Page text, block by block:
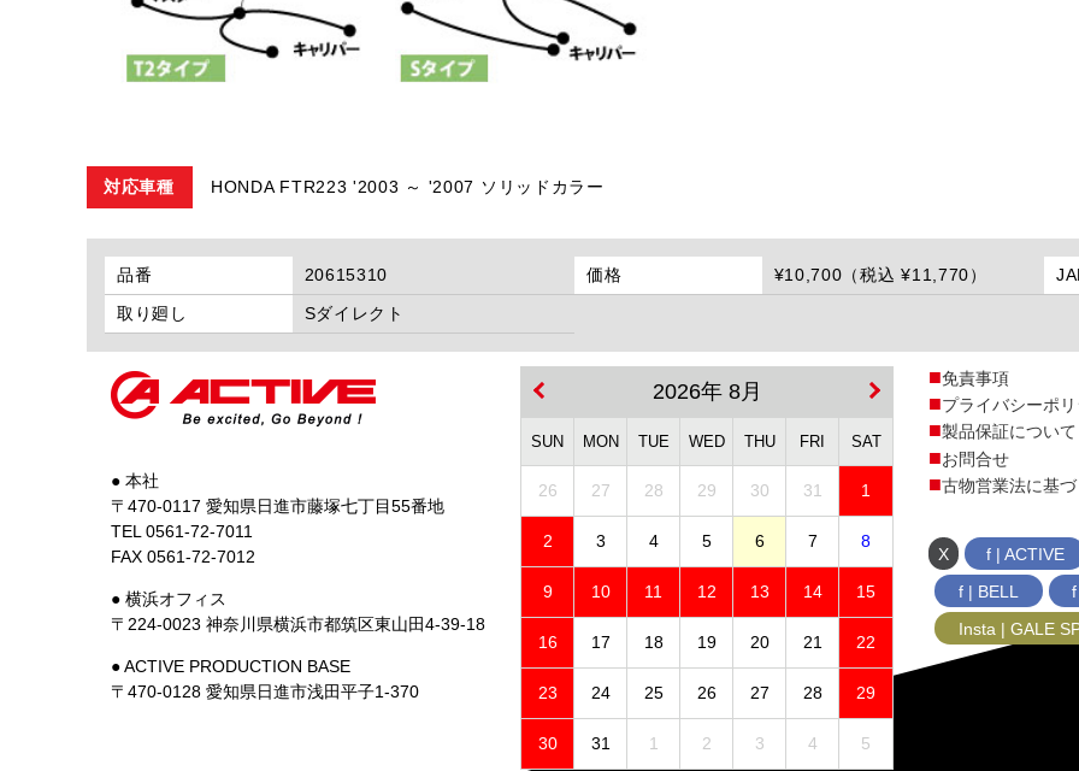
対応車種 HONDA FTR223 '2003 ～ '2007 ソリッドカラー
品番 20615310 価格 ¥10,700（税込 ¥11,770）
取り廻し
Sダイレクト
● 本社
〒470-0117 愛知県日進市藤塚七丁目55番地
TEL 0561-72-7011
FAX 0561-72-7012
● 横浜オフィス
〒224-0023 神奈川県横浜市都筑区東山田4-39-18
● ACTIVE PRODUCTION BASE
〒470-0128 愛知県日進市浅田平子1-370
2026年 8月
SUN MON TUE WED THU FRI SAT
26 27 28 29 30 31 1
2 3 4 5 6 7 8
9 10 11 12 13 14 15
16 17 18 19 20 21 22
23 24 25 26 27 28 29
30 31 1 2 3 4 5
免責事項
プライバシーポ
製品保証について
お問合せ
古物営業法に基
X
f | ACTIVE
f | BELL
Insta | GALE